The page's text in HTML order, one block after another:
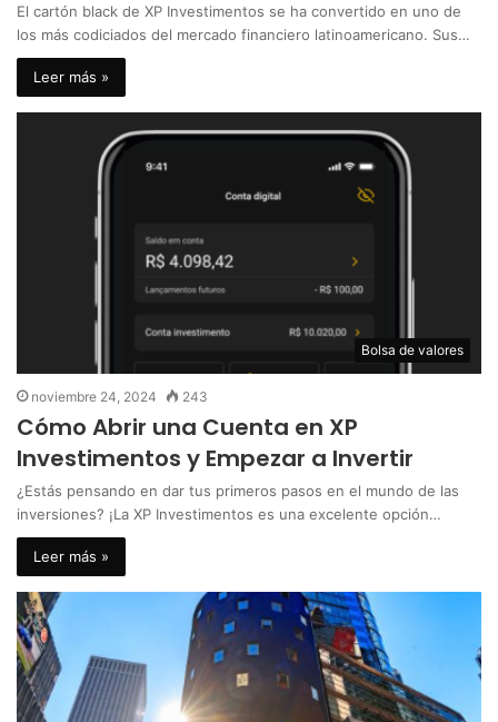
El cartón black de XP Investimentos se ha convertido en uno de
los más codiciados del mercado financiero latinoamericano. Sus…
Leer más »
Bolsa de valores
noviembre 24, 2024 243
Cómo Abrir una Cuenta en XP
Investimentos y Empezar a Invertir
¿Estás pensando en dar tus primeros pasos en el mundo de las
inversiones? ¡La XP Investimentos es una excelente opción…
Leer más »